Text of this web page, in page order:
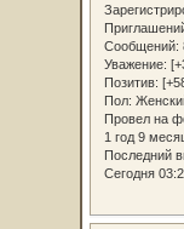
Сообщений:
Уважение:
Позитив:
Пол:
Провел на
1 год 9
Последний
Сегодня